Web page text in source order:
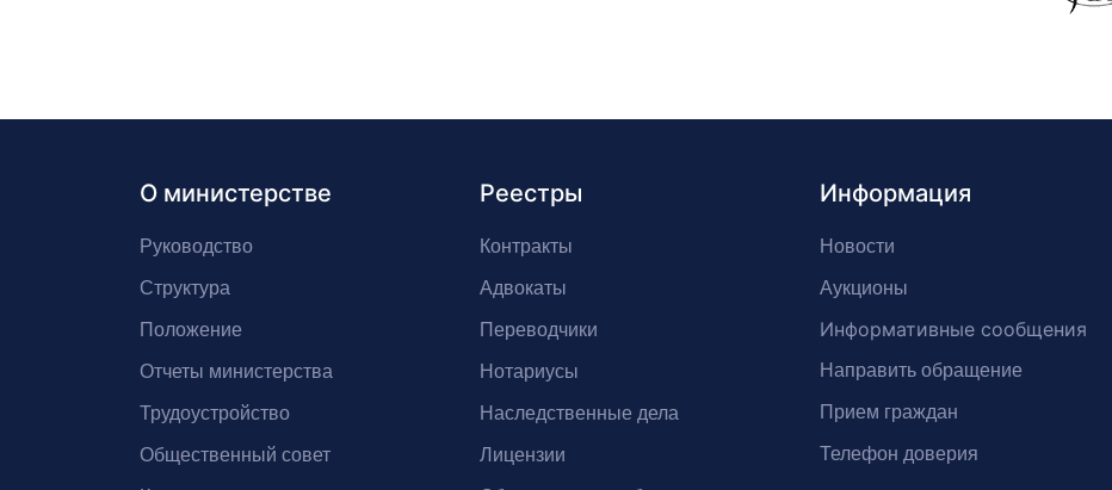
О министерстве
Руководство
Структура
Положение
Отчеты министерства
Трудоустройство
Общественный совет
Реестры
Контракты
Адвокаты
Переводчики
Нотариусы
Наследственные дела
Лицензии
Информация
Новости
Аукционы
Информативные сообщения
Направить обращение
Прием граждан
Телефон доверия